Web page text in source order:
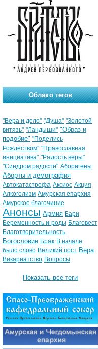
Облако тегов
"Вера и дело" "Душа" "Золотой
витязь" "Ландыши" "Образ и
подобие" "Поделись
Рождеством" "Православная
инициатива" "Радость веры"
"Синдром радости" Аборигены
Аборты и демография
Автокатастрофа Аксиос Акция
Алкоголизм Амурская епархия
Амурское благочиние
Анонсы Армия Бари
Беременность и роды Благовест
Благотворительность
Богословие Брак В начале
было слово Великий пост Вера
Викариатство Вопросы
Показать все теги